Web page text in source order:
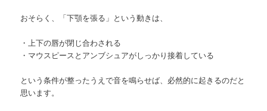
おそらく、「下顎を張る」という動きは、
・上下の唇が閉じ合わされる
・マウスピースとアンブシュアがしっかり接着している
という条件が整ったうえで音を鳴らせば、必然的に起きるのだと
思います。